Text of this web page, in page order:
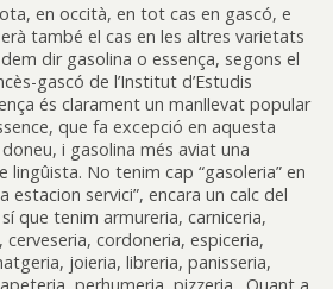
en occità, en tot cas en gascó, e
també el cas en les altres varietats
dir gasolina o essença, segons el
gascó de l’Institut d’Estudis
és clarament un manllevat popular
que fa excepció en aquesta
i gasolina més aviat una
lingûista. No tenim cap “gasoleria” en
estacion servici”, encara un calc del
que tenim armureria, carniceria,
cerveseria, cordoneria, espiceria,
joieria, libreria, panisseria,